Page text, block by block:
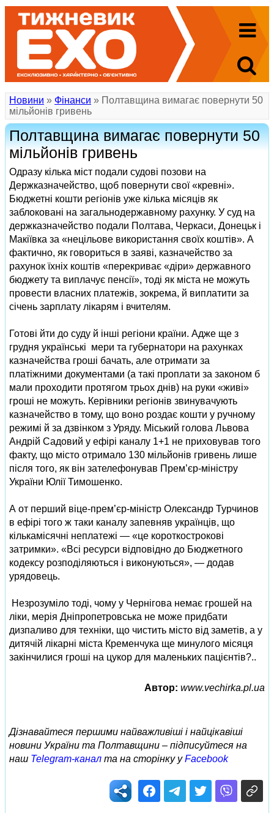
Новини » Фінанси » Полтавщина вимагає повернути 50
мільйонів гривень
Полтавщина вимагає повернути 50
мільйонів гривень
Одразу кілька міст подали судові позови на
Держказначейство, щоб повернути свої «кревні».
Бюджетні кошти регіонів уже кілька місяців як
заблоковані на загальнодержавному рахунку. У суд на
держказначейство подали Полтава, Черкаси, Донецьк і
Макіївка за «нецільове використання своїх коштів». А
фактично, як говориться в заяві, казначейство за
рахунок їхніх коштів «перекриває «діри» державного
бюджету та виплачує пенсії», тоді як міста не можуть
провести власних платежів, зокрема, й виплатити за
січень зарплату лікарям і вчителям.
Готові йти до суду й інші регіони країни. Адже ще з
грудня українські мери та губернатори на рахунках
казначейства гроші бачать, але отримати за
платіжними документами (а такі проплати за законом б
мали проходити протягом трьох днів) на руки «живі»
гроші не можуть. Керівники регіонів звинувачують
казначейство в тому, що воно роздає кошти у ручному
режимі й за дзвінком з Уряду. Міський голова Львова
Андрій Садовий у ефірі каналу 1+1 не приховував того
факту, що місто отримало 130 мільйонів гривень лише
після того, як він зателефонував Прем’єр-міністру
України Юлії Тимошенко.
А от перший віце-прем’єр-міністр Олександр Турчинов
в ефірі того ж таки каналу запевняв українців, що
кількамісячні неплатежі — «це короткострокові
затримки». «Всі ресурси відповідно до Бюджетного
кодексу розподіляються і виконуються», — додав
урядовець.
Незрозуміло тоді, чому у Чернігова немає грошей на
ліки, мерія Дніпропетровська не може придбати
дизпаливо для техніки, що чистить місто від заметів, а у
дитячій лікарні міста Кременчука ще минулого місяця
закінчилися гроші на цукор для маленьких пацієнтів?..
Автор: www.vechirka.pl.ua
Дізнавайтеся першими найважливіші і найцікавіші
новини України та Полтавщини – підписуйтеся на
наш Telegram-канал та на сторінку уFacebook